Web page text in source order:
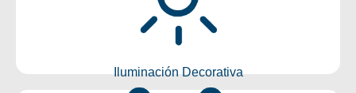
Iluminación Decorativa
Conocer más